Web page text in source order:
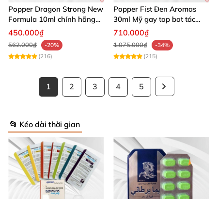
Popper Dragon Strong New
Formula 10ml chính hãng
Mỹ dành cho Top Bot
450.000₫
562.000₫
-20%
(216)
Popper Fist Đen Aromas
30ml Mỹ gay top bot tác
dụng mạnh
710.000₫
1.075.000₫
-34%
(215)
1 2 3 4 5
📂 Kéo dài thời gian